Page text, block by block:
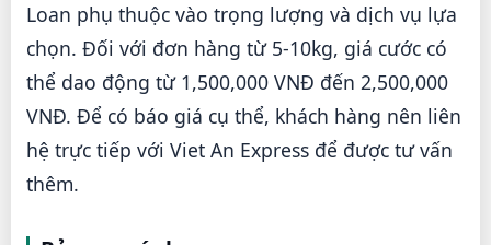
Loan phụ thuộc vào trọng lượng và dịch vụ lựa
chọn. Đối với đơn hàng từ 5-10kg, giá cước có
thể dao động từ 1,500,000 VNĐ đến 2,500,000
VNĐ. Để có báo giá cụ thể, khách hàng nên liên
hệ trực tiếp với Viet An Express để được tư vấn
thêm.